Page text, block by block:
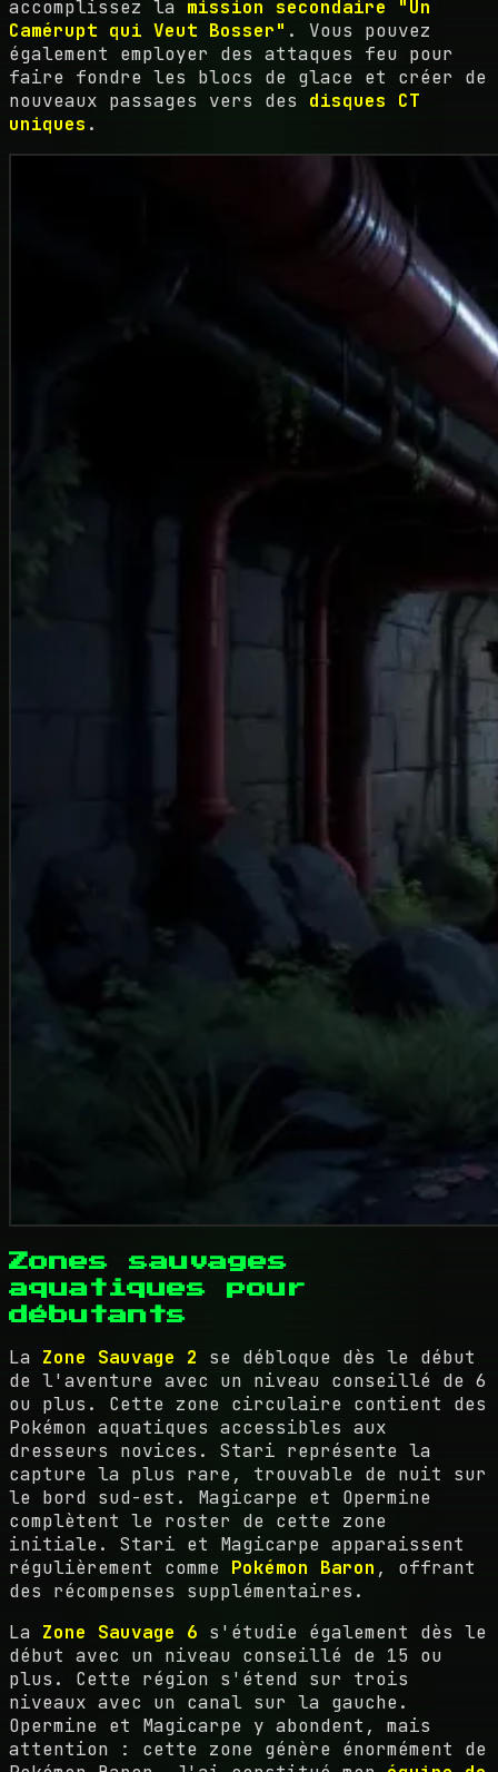
accomplissez la mission secondaire "Un
Camérupt qui Veut Bosser" . Vous pouvez
également employer des attaques feu pour
faire fondre les blocs de glace et créer de
nouveaux passages vers des disques CT
uniques .
Zones sauvages
aquatiques pour
débutants
La Zone Sauvage 2 se débloque dès le début
de l'aventure avec un niveau conseillé de 6
ou plus. Cette zone circulaire contient des
Pokémon aquatiques accessibles aux
dresseurs novices. Stari représente la
capture la plus rare, trouvable de nuit sur
le bord sud-est. Magicarpe et Opermine
complètent le roster de cette zone
initiale. Stari et Magicarpe apparaissent
régulièrement comme Pokémon Baron , offrant
des récompenses supplémentaires.
La Zone Sauvage 6 s'étudie également dès le
début avec un niveau conseillé de 15 ou
plus. Cette région s'étend sur trois
niveaux avec un canal sur la gauche.
Opermine et Magicarpe y abondent, mais
attention : cette zone génère énormément de